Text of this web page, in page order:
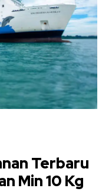
Terbaru
Min 10 Kg